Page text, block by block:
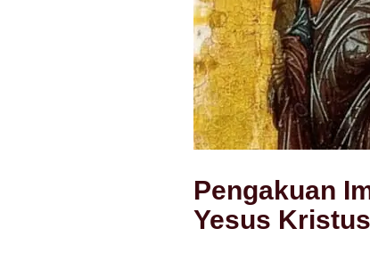
Pengakuan
Yesus